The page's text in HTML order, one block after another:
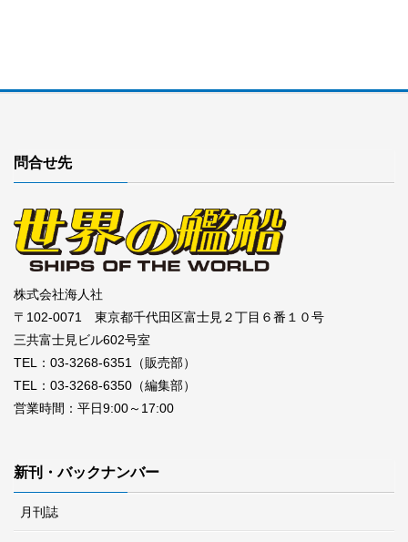
問合せ先
株式会社海人社
〒102-0071 東京都千代田区富士見２丁目６番１０号
三共富士見ビル602号室
TEL：03-3268-6351（販売部）
TEL：03-3268-6350（編集部）
営業時間：平日9:00～17:00
新刊・バックナンバー
月刊誌